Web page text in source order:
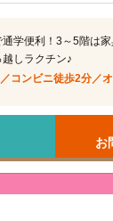
学便利！3～5階は家
しラクチン♪
コンビニ徒歩2分／
お